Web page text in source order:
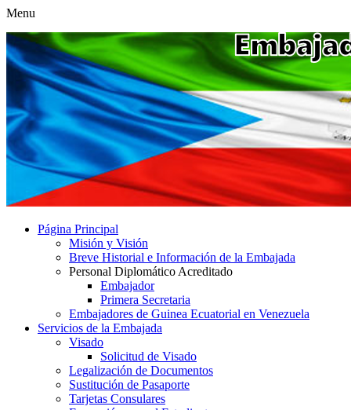
Menu
Página Principal
Misión y Visión
Breve Historial e Información de la Embajada
Personal Diplomático Acreditado
Embajador
Primera Secretaria
Embajadores de Guinea Ecuatorial en Venezuela
Servicios de la Embajada
Visado
Solicitud de Visado
Legalización de Documentos
Sustitución de Pasaporte
Tarjetas Consulares